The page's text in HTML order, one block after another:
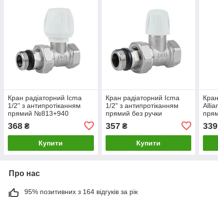
Кран радіаторний Icma
1/2" з антипротіканням
прямий №813+940
368 ₴
Купити
Кран радіаторний Icma
1/2" з антипротіканням
прямий без ручки
357₴
Купити
339
Про нас
95% позитивних з 164 відгуків за рік